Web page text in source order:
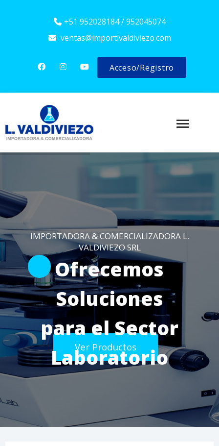
+51 952028184 / 952045074
ventas@importlvaldiviezo.com
Acceso/Registro
Ver Productos